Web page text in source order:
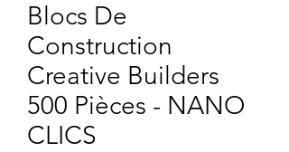
Blocs De
Construction
Creative Builders
500 Pièces - NANO
CLICS